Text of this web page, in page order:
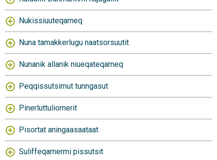
Nukissiuuteqarneq
Nuna tamakkerlugu naatsorsuutit
Nunanik allanik niueqateqarneq
Peqqissutsimut tunngasut
Pinerluttuliornerit
Pisortat aningaasaataat
Suliffeqarnermi pissutsit